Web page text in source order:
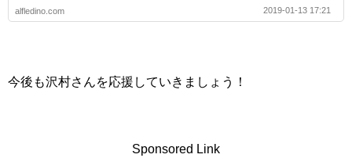
alfledino.com
2019-01-13 17:21
今後も沢村さんを応援していきましょう！
Sponsored Link